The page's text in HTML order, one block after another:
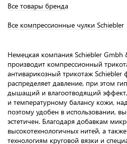
Все товары бренда
Все компрессионные чулки Schiebler
Немецкая компания Schiebler Gmbh
производит компрессионный
антиварикозный трикотаж Schiebler
распределяет давление, при этом
дышащий и влагоотводящий
и температурному балансу кожи,
поэтому удобен в использовании,
эстетичен. Благодаря добавкам
высокотехнологичных нитей, а
технологиям круговой вязки и